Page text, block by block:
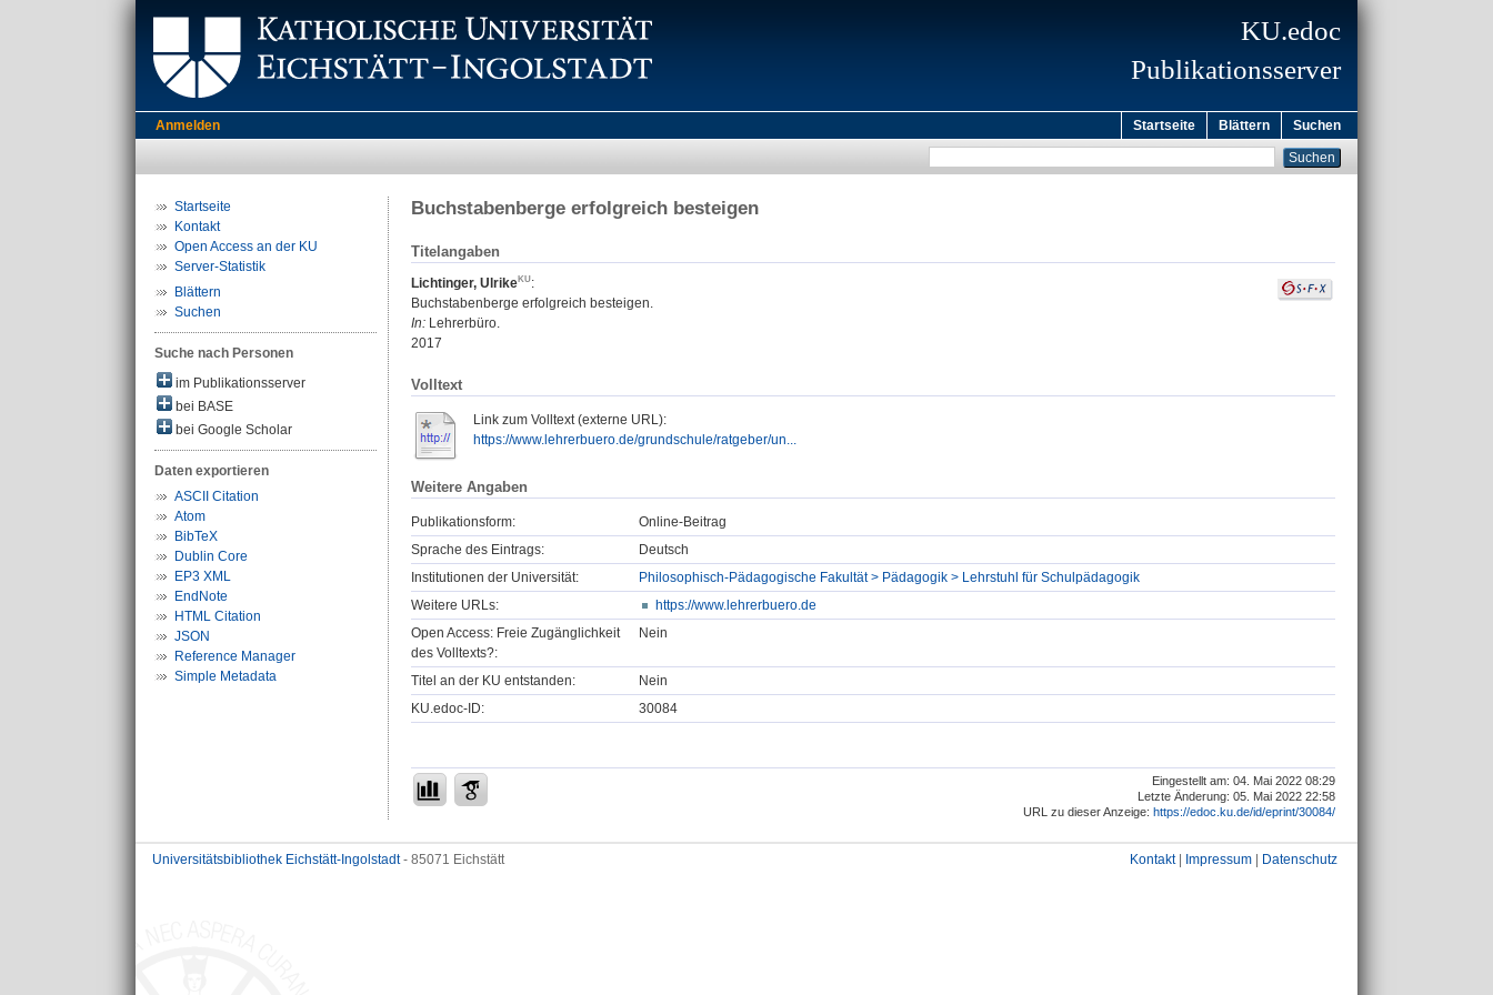
KU.edoc
Publikationsserver
Anmelden Startseite Blättern Suchen
Startseite
Kontakt
Open Access an der KU
Server-Statistik
Blättern
Suchen
Suche nach Personen
im Publikationsserver
bei BASE
bei Google Scholar
Daten exportieren
ASCII Citation
Atom
BibTeX
Dublin Core
EP3 XML
EndNote
HTML Citation
JSON
Reference Manager
Simple Metadata
Buchstabenberge erfolgreich besteigen
Titelangaben
Lichtinger, Ulrike
:
Buchstabenberge erfolgreich besteigen.
In: Lehrerbüro.
2017
Volltext
Link zum Volltext (externe URL):
https://www.lehrerbuero.de/grundschule/ratgeber/un...
Weitere Angaben
Publikationsform:
Online-Beitrag
Sprache des Eintrags:
Deutsch
Institutionen der Universität:
Philosophisch-Pädagogische Fakultät > Pädagogik > Lehrstuhl für Schulpädagogik
Weitere URLs:
https://www.lehrerbuero.de
Open Access: Freie Zugänglichkeit
des Volltexts?:
Nein
Titel an der KU entstanden:
Nein
KU.edoc-ID:
30084
Eingestellt am: 04. Mai 2022 08:29
Letzte Änderung: 05. Mai 2022 22:58
URL zu dieser Anzeige: https://edoc.ku.de/id/eprint/30084/
Universitätsbibliothek Eichstätt-Ingolstadt- 85071 Eichstätt Kontakt| Impressum Datenschutz